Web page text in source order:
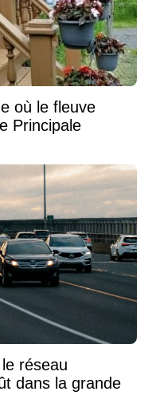
où le fleuve
Principale
réseau
dans la grande